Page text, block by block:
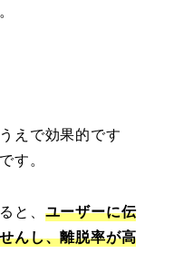
えで効果的です
す。
と、 ユーザーに伝
んし、離脱率が高